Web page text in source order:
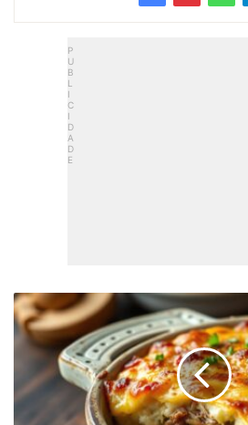
Escondidinho
De
Carne
De
Jabá:
Receita
Tradicional
Nordestina